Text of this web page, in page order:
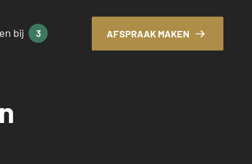
bij 3 AFSPRAAK MAKEN